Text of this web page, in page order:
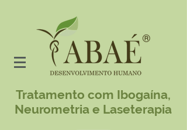
Tratamento com Ibogaína,
Neurometria e Laseterapia